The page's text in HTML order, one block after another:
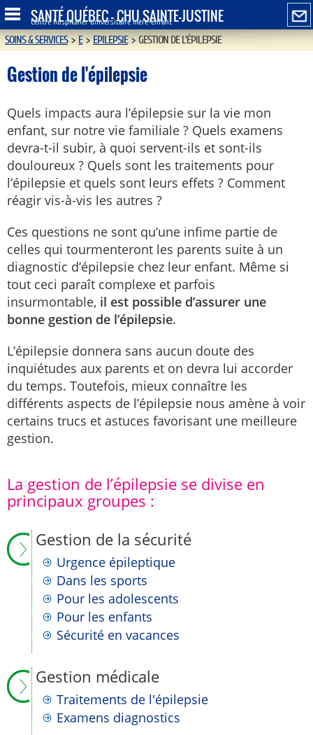
SANTÉ QUÉBEC - CHU SAINTE-JUSTINE
Centre hospitalier universitaire mère-enfant
SOINS & SERVICES>E>EPILEPSIE>GESTION DE L'ÉPILEPSIE
Gestion de l'épilepsie
Quels impacts aura l’épilepsie sur la vie mon
enfant, sur notre vie familiale ? Quels examens
devra-t-il subir, à quoi servent-ils et sont-ils
douloureux ? Quels sont les traitements pour
l’épilepsie et quels sont leurs effets ? Comment
réagir vis-à-vis les autres ?
Ces questions ne sont qu’une infime partie de
celles qui tourmenteront les parents suite à un
diagnostic d’épilepsie chez leur enfant. Même si
tout ceci paraît complexe et parfois
insurmontable, il est possible d’assurer une
bonne gestion de l’épilepsie.
L’épilepsie donnera sans aucun doute des
inquiétudes aux parents et on devra lui accorder
du temps. Toutefois, mieux connaître les
différents aspects de l’épilepsie nous amène à voir
certains trucs et astuces favorisant une meilleure
gestion.
La gestion de l’épilepsie se divise en
principaux groupes :
Gestion de la sécurité
Urgence épileptique
Dans les sports
Pour les adolescents
Pour les enfants
Sécurité en vacances
Gestion médicale
Traitements de l'épilepsie
Examens diagnostics